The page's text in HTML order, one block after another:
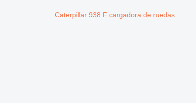
Caterpillar 938 F cargadora de ruedas